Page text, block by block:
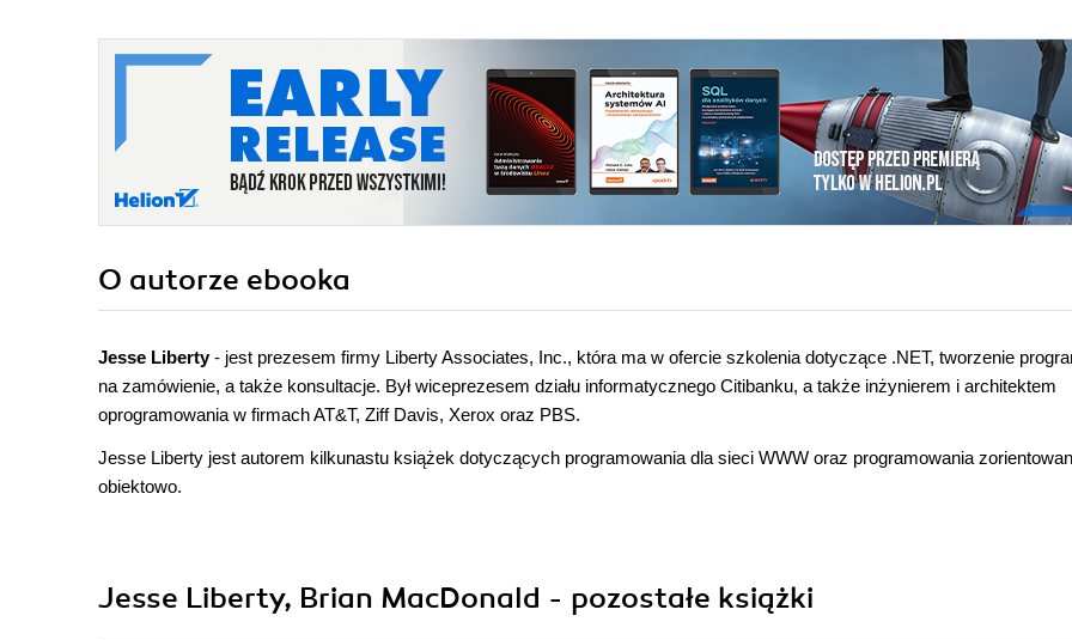
O autorze ebooka
Jesse Liberty- jest prezesem firmy Liberty Associates, Inc., która ma w ofercie szkolenia dotyczące .NET, tworzenie
na zamówienie, a także konsultacje. Był wiceprezesem działu informatycznego Citibanku, a także inżynierem i architektem
oprogramowania w firmach AT&T, Ziff Davis, Xerox oraz PBS.
Jesse Liberty jest autorem kilkunastu książek dotyczących programowania dla sieci WWW oraz programowania
obiektowo.
Jesse Liberty, Brian MacDonald - pozostałe książki